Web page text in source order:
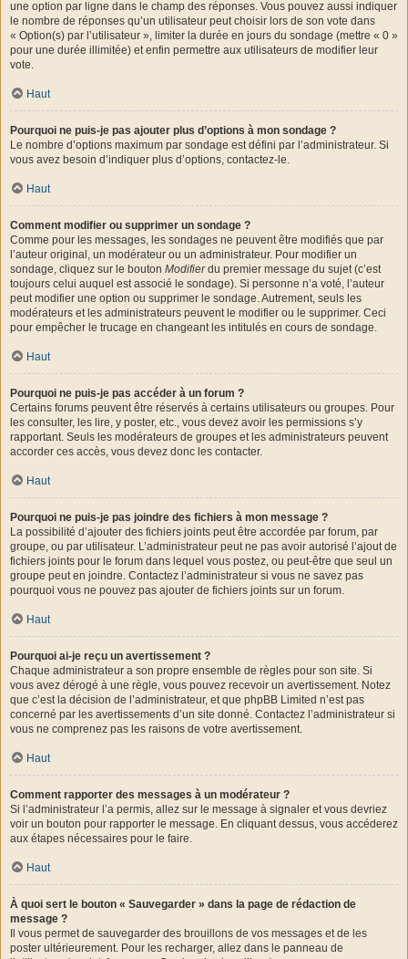
une option par ligne dans le champ des réponses. Vous pouvez aussi indiquer
le nombre de réponses qu’un utilisateur peut choisir lors de son vote dans
« Option(s) par l’utilisateur », limiter la durée en jours du sondage (mettre « 0 »
pour une durée illimitée) et enfin permettre aux utilisateurs de modifier leur
vote.
Haut
Pourquoi ne puis-je pas ajouter plus d’options à mon sondage ?
Le nombre d’options maximum par sondage est défini par l’administrateur. Si
vous avez besoin d’indiquer plus d’options, contactez-le.
Haut
Comment modifier ou supprimer un sondage ?
Comme pour les messages, les sondages ne peuvent être modifiés que par
l’auteur original, un modérateur ou un administrateur. Pour modifier un
sondage, cliquez sur le bouton Modifierdu premier message du sujet (c’est
toujours celui auquel est associé le sondage). Si personne n’a voté, l’auteur
peut modifier une option ou supprimer le sondage. Autrement, seuls les
modérateurs et les administrateurs peuvent le modifier ou le supprimer. Ceci
pour empêcher le trucage en changeant les intitulés en cours de sondage.
Haut
Pourquoi ne puis-je pas accéder à un forum ?
Certains forums peuvent être réservés à certains utilisateurs ou groupes. Pour
les consulter, les lire, y poster, etc., vous devez avoir les permissions s’y
rapportant. Seuls les modérateurs de groupes et les administrateurs peuvent
accorder ces accès, vous devez donc les contacter.
Haut
Pourquoi ne puis-je pas joindre des fichiers à mon message ?
La possibilité d’ajouter des fichiers joints peut être accordée par forum, par
groupe, ou par utilisateur. L’administrateur peut ne pas avoir autorisé l’ajout de
fichiers joints pour le forum dans lequel vous postez, ou peut-être que seul un
groupe peut en joindre. Contactez l’administrateur si vous ne savez pas
pourquoi vous ne pouvez pas ajouter de fichiers joints sur un forum.
Haut
Pourquoi ai-je reçu un avertissement ?
Chaque administrateur a son propre ensemble de règles pour son site. Si
vous avez dérogé à une règle, vous pouvez recevoir un avertissement. Notez
que c’est la décision de l’administrateur, et que phpBB Limited n’est pas
concerné par les avertissements d’un site donné. Contactez l’administrateur si
vous ne comprenez pas les raisons de votre avertissement.
Haut
Comment rapporter des messages à un modérateur ?
Si l’administrateur l’a permis, allez sur le message à signaler et vous devriez
voir un bouton pour rapporter le message. En cliquant dessus, vous accéderez
aux étapes nécessaires pour le faire.
Haut
À quoi sert le bouton « Sauvegarder » dans la page de rédaction de
message ?
Il vous permet de sauvegarder des brouillons de vos messages et de les
poster ultérieurement. Pour les recharger, allez dans le panneau de